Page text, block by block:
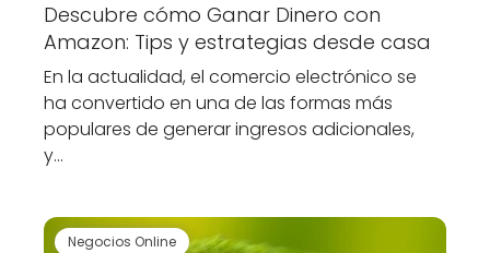
Descubre cómo Ganar Dinero con
Amazon: Tips y estrategias desde casa
En la actualidad, el comercio electrónico se
ha convertido en una de las formas más
populares de generar ingresos adicionales,
y…
Negocios Online